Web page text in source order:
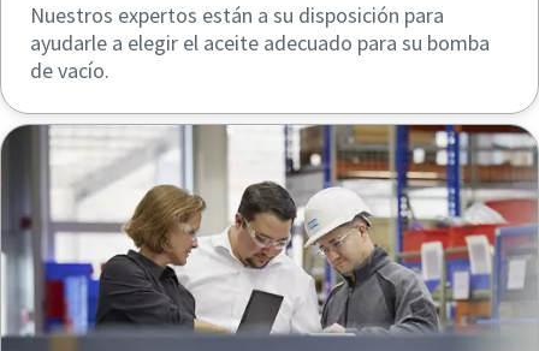
Nuestros expertos están a su disposición para
ayudarle a elegir el aceite adecuado para su bomba
de vacío.